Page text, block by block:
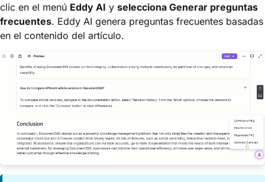
clic en el menú Eddy AI y selecciona Generar preguntas
frecuentes. Eddy AI genera preguntas frecuentes basadas
en el contenido del artículo.